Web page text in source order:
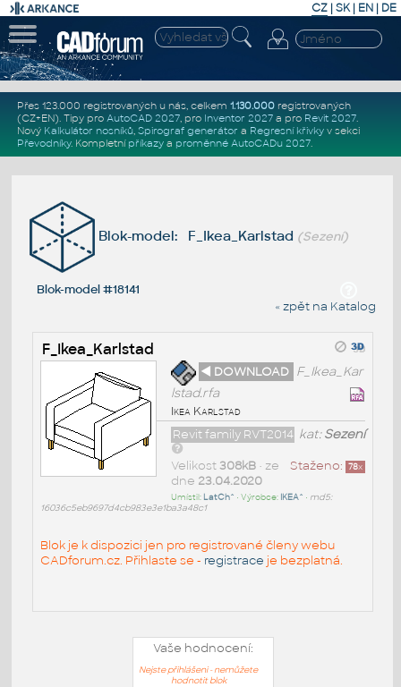
CZ | SK| EN | DE
Přes 123.000 registrovaných u nás, celkem 1.130.000registrovaných
(CZ+EN). Tipy pro AutoCAD 2027, pro Inventor 2027a pro Revit 2027.
Nový Kalkulátor nosníků, Spirograf generátor a Regresní křivkyv sekci
Převodníky. Kompletní příkazya proměnné AutoCADu 2027.
Blok-model: F_Ikea_Karlstad (Sezení)
Blok-model #18141
« zpět na Katalog
F_Ikea_Karlstad
◄ DOWNLOAD F_Ikea_Kar
lstad.rfa
Ikea Karlstad
kat:Sezení
Revit family RVT2014
Staženo: 78x
Velikost308kB• ze
dne 23.04.2020
Umístil: LatCh^ • Výrobce: IKEA^ • md5:
16036c5eb9697d4cb983e3e1ba3a48c1
Blok je k dispozici jen pro registrované členy webu
CADforum.cz. Přihlaste se - registrace je bezplatná.
Vaše hodnocení:
Nejste přihlášeni - nemůžete
hodnotit blok